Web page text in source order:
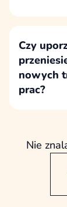
Czy
nowych
prac?
Nie